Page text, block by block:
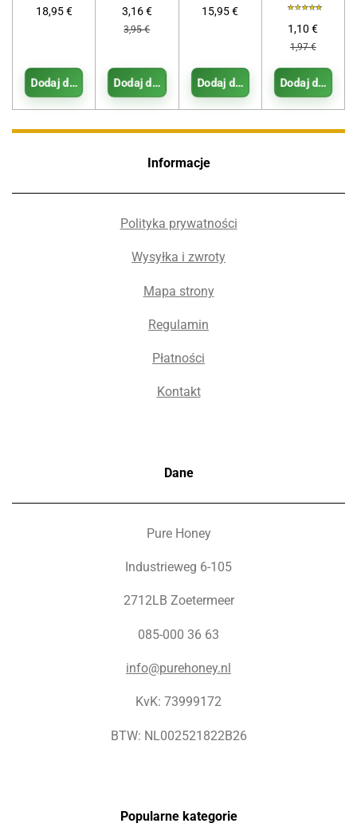
18,95 €
Dodaj do koszyka
3,16 €
3,95 €
Dodaj do koszyka
15,95 €
Dodaj do koszyka
1,10 €
1,97 €
Dodaj do
Informacje
Polityka prywatności
Wysyłka i zwroty
Mapa strony
Regulamin
Płatności
Kontakt
Dane
Pure Honey
Industrieweg 6-105
2712LB Zoetermeer
085-000 36 63
info@purehoney.nl
KvK: 73999172
BTW: NL002521822B26
Popularne kategorie